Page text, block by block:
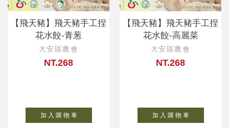
【飛天豬】飛天豬手工捏
花水餃-青葱
大安區農會
NT.268
加 入 購 物 車
【飛天豬】飛天豬手工捏
花水餃-高麗菜
大安區農會
NT.268
加 入 購 物 車